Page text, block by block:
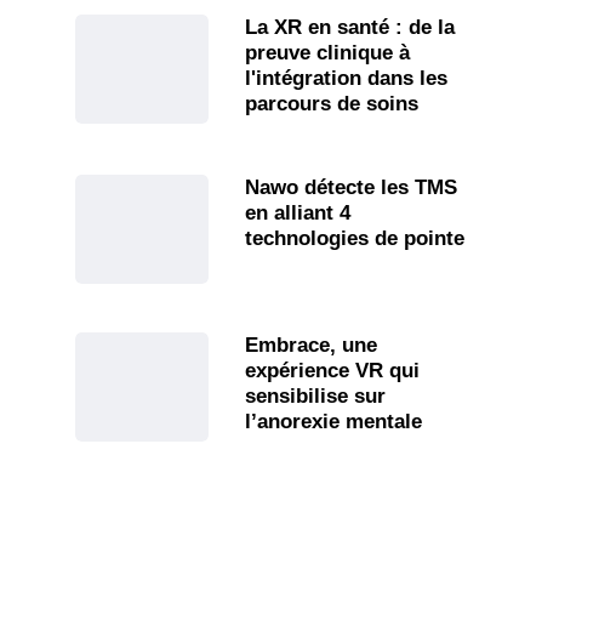
La XR en santé : de la
preuve clinique à
l'intégration dans les
parcours de soins
Nawo détecte les TMS
en alliant 4
technologies de pointe
Embrace, une
expérience VR qui
sensibilise sur
l’anorexie mentale